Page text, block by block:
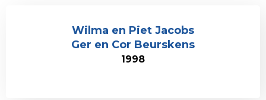
Wilma en Piet Jacobs
Ger en Cor Beurskens
1998